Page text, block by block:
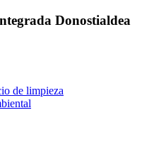
Donostialdea
de limpieza